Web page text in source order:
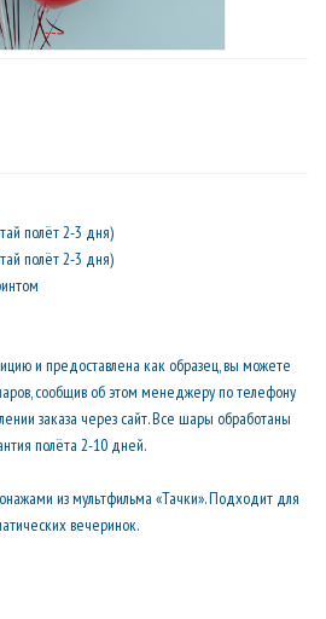
полёт 2-3 дня)
полёт 2-3 дня)
и предоставлена как образец, вы можете
сообщив об этом менеджеру по телефону
заказа через сайт. Все шары обработаны
полёта 2-10 дней.
из мультфильма «Тачки». Подходит для
вечеринок.